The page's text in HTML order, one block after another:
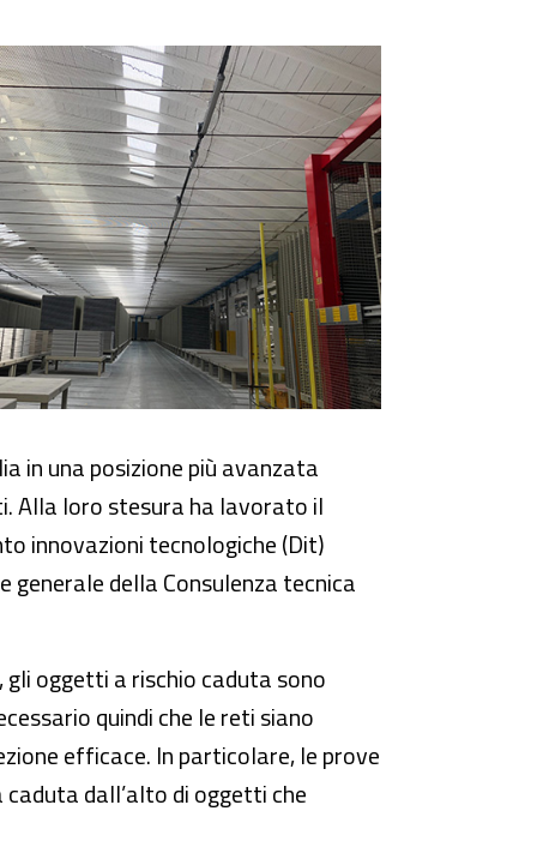
in una posizione più avanzata
Alla loro stesura ha lavorato il
innovazioni tecnologiche (Dit)
generale della Consulenza tecnica
oggetti a rischio caduta sono
quindi che le reti siano
efficace. In particolare, le prove
dall’alto di oggetti che